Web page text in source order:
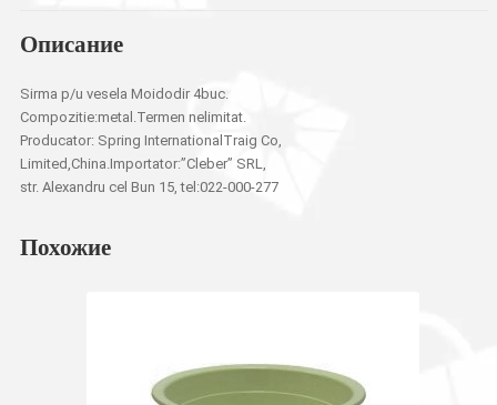
Описание
Sirma p/u vesela Moidodir 4buc.
Compozitie:metal.Termen nelimitat.
Producator: Spring InternationalTraig Co,
Limited,China.Importator:”Cleber” SRL,
str. Alexandru cel Bun 15, tel:022-000-277
Похожие